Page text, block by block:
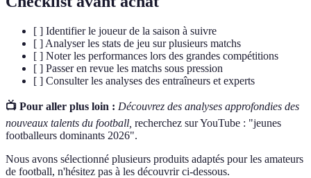
[ ] Identifier le joueur de la saison à suivre
[ ] Analyser les stats de jeu sur plusieurs matchs
[ ] Noter les performances lors des grandes compétitions
[ ] Passer en revue les matchs sous pression
[ ] Consulter les analyses des entraîneurs et experts
📺 Pour aller plus loin : Découvrez des analyses approfondies des
nouveaux talents du football, recherchez sur YouTube : "jeunes
footballeurs dominants 2026".
Nous avons sélectionné plusieurs produits adaptés pour les amateurs
de football, n'hésitez pas à les découvrir ci-dessous.